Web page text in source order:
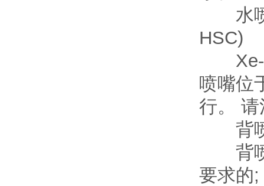
水喷
HSC)
Xe-3
喷嘴位
行。
背喷
背喷
要求的